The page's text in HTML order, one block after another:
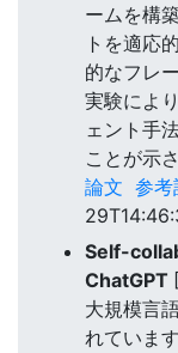
ームを構
トを適応
的なフレ
実験によ
ェント手
ことが示
論文 参考
Self-
ChatGPT
大規模言
れていま